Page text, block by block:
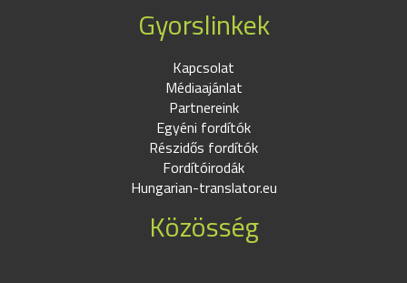
Gyorslinkek
Kapcsolat
Médiaajánlat
Partnereink
Egyéni fordítók
Részidős fordítók
Fordítóirodák
Hungarian-translator.eu
Közösség